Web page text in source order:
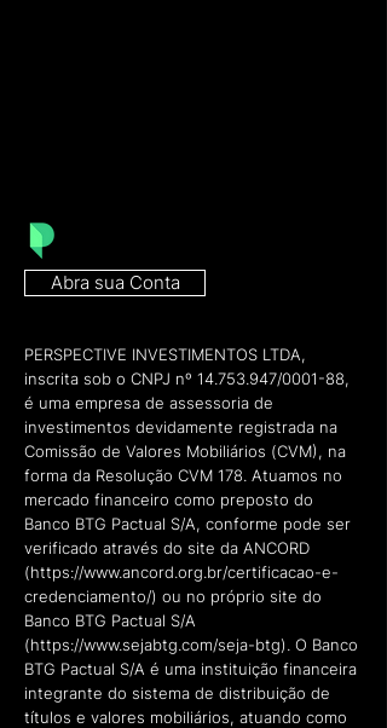
Abra sua Conta
PERSPECTIVE INVESTIMENTOS LTDA,
inscrita sob o CNPJ nº 14.753.947/0001-88,
é uma empresa de assessoria de
investimentos devidamente registrada na
Comissão de Valores Mobiliários (CVM), na
forma da Resolução CVM 178. Atuamos no
mercado financeiro como preposto do
Banco BTG Pactual S/A, conforme pode ser
verificado através do site da ANCORD
(https://www.ancord.org.br/certificacao-e-
credenciamento/) ou no próprio site do
Banco BTG Pactual S/A
(https://www.sejabtg.com/seja-btg). O Banco
BTG Pactual S/A é uma instituição financeira
integrante do sistema de distribuição de
títulos e valores mobiliários, atuando como